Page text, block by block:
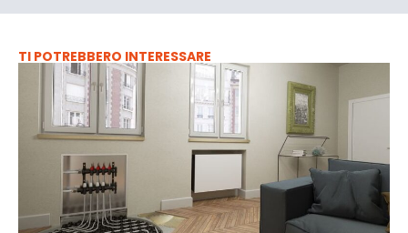
TI POTREBBERO INTERESSARE